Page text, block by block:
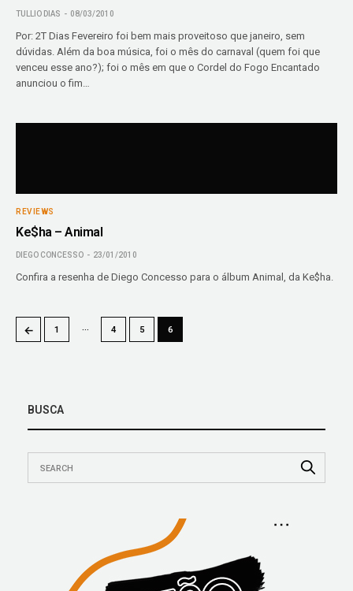
TULLIO DIAS 08/03/2010
Por: 2T Dias Fevereiro foi bem mais proveitoso que janeiro, sem
dúvidas. Além da boa música, foi o mês do carnaval (quem foi que
venceu esse ano?); foi o mês em que o Cordel do Fogo Encantado
anunciou o fim…
REVIEWS
Ke$ha – Animal
DIEGO CONCESSO 23/01/2010
Confira a resenha de Diego Concesso para o álbum Animal, da Ke$ha.
← 1 … 4 5 6
BUSCA